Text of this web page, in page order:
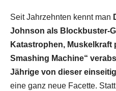
Seit Jahrzehnten kennt man
Johnson als Blockbuster-
Katastrophen, Muskelkraft
Smashing Machine“
Jährige von dieser
eine ganz neue Facette.